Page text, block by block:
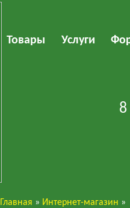
Товары Услуги
Главная » Интернет-магазин »